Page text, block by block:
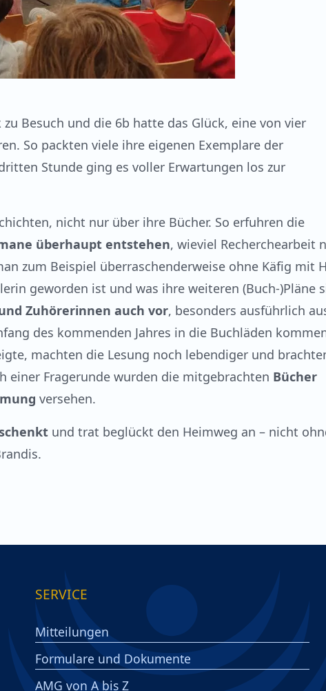
Besuch und die 6b hatte das Glück, eine von vier
So packten viele ihre eigenen Exemplare der
Stunde ging es voller Erwartungen los zur
nicht nur über ihre Bücher. So erfuhren die
überhaupt entstehen, wieviel Recherchearbeit
zum Beispiel überraschenderweise ohne Käfig mit
geworden ist und was ihre weiteren (Buch-)Pläne
Zuhörerinnen auch vor, besonders ausführlich
des kommenden Jahres in die Buchläden
machten die Lesung noch lebendiger und
einer Fragerunde wurden die mitgebrachten Bücher
versehen.
und trat beglückt den Heimweg an – nicht
SERVICE
Mitteilungen
Formulare und Dokumente
AMG von A bis Z